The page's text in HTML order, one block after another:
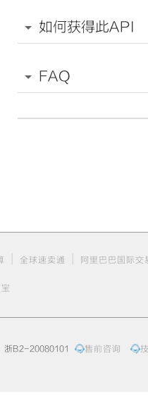
如何获得此API
FAQ
全球速卖通 阿里巴巴国际交
浙B2-20080101 售前咨询